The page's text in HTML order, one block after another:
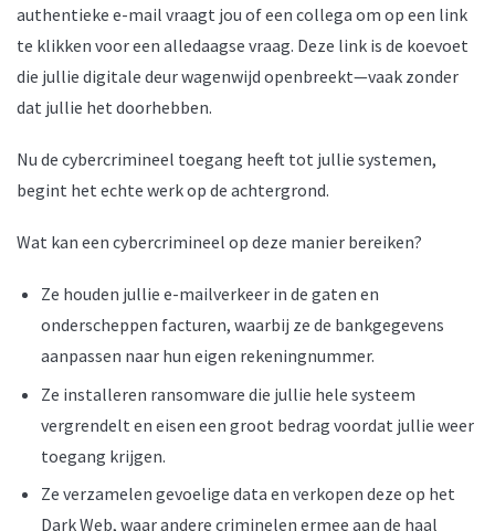
authentieke e-mail vraagt jou of een collega om op een link
te klikken voor een alledaagse vraag. Deze link is de koevoet
die jullie digitale deur wagenwijd openbreekt—vaak zonder
dat jullie het doorhebben.
Nu de cybercrimineel toegang heeft tot jullie systemen,
begint het echte werk op de achtergrond.
Wat kan een cybercrimineel op deze manier bereiken?
Ze houden jullie e-mailverkeer in de gaten en
onderscheppen facturen, waarbij ze de bankgegevens
aanpassen naar hun eigen rekeningnummer.
Ze installeren ransomware die jullie hele systeem
vergrendelt en eisen een groot bedrag voordat jullie weer
toegang krijgen.
Ze verzamelen gevoelige data en verkopen deze op het
Dark Web, waar andere criminelen ermee aan de haal